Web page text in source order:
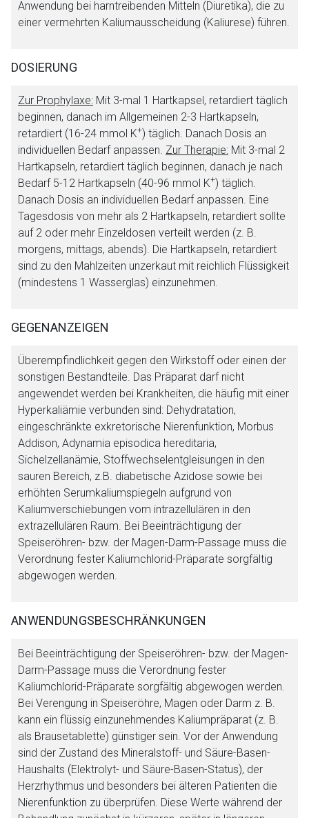
Anwendung bei harntreibenden Mitteln (Diuretika), die zu
einer vermehrten Kaliumausscheidung (Kaliurese) führen.
DOSIERUNG
Zur Prophylaxe: Mit 3-mal 1 Hartkapsel, retardiert täglich
beginnen, danach im Allgemeinen 2-3 Hartkapseln,
retardiert (16-24 mmol K+) täglich. Danach Dosis an
individuellen Bedarf anpassen. Zur Therapie: Mit 3-mal 2
Hartkapseln, retardiert täglich beginnen, danach je nach
Bedarf 5-12 Hartkapseln (40-96 mmol K+) täglich.
Danach Dosis an individuellen Bedarf anpassen. Eine
Tagesdosis von mehr als 2 Hartkapseln, retardiert sollte
auf 2 oder mehr Einzeldosen verteilt werden (z. B.
morgens, mittags, abends). Die Hartkapseln, retardiert
sind zu den Mahlzeiten unzerkaut mit reichlich Flüssigkeit
(mindestens 1 Wasserglas) einzunehmen.
GEGENANZEIGEN
Überempfindlichkeit gegen den Wirkstoff oder einen der
sonstigen Bestandteile. Das Präparat darf nicht
angewendet werden bei Krankheiten, die häufig mit einer
Hyperkaliämie verbunden sind: Dehydratation,
eingeschränkte exkretorische Nierenfunktion, Morbus
Addison, Adynamia episodica hereditaria,
Sichelzellanämie, Stoffwechselentgleisungen in den
sauren Bereich, z.B. diabetische Azidose sowie bei
erhöhten Serumkaliumspiegeln aufgrund von
Kaliumverschiebungen vom intrazellulären in den
extrazellulären Raum. Bei Beeinträchtigung der
Speiseröhren- bzw. der Magen-Darm-Passage muss die
Verordnung fester Kaliumchlorid-Präparate sorgfältig
abgewogen werden.
ANWENDUNGSBESCHRÄNKUNGEN
Bei Beeinträchtigung der Speiseröhren- bzw. der Magen-
Darm-Passage muss die Verordnung fester
Kaliumchlorid-Präparate sorgfältig abgewogen werden.
Bei Verengung in Speiseröhre, Magen oder Darm z. B.
kann ein flüssig einzunehmendes Kaliumpräparat (z. B.
als Brausetablette) günstiger sein. Vor der Anwendung
sind der Zustand des Mineralstoff- und Säure-Basen-
Haushalts (Elektrolyt- und Säure-Basen-Status), der
Herzrhythmus und besonders bei älteren Patienten die
Nierenfunktion zu überprüfen. Diese Werte während der
Aufruf einer externen Seite